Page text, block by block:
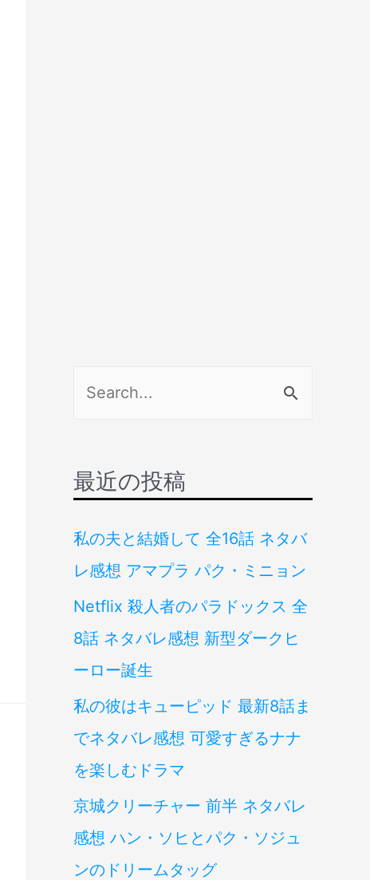
象
最近の投稿
私の夫と結婚して 全16話 ネタバ
レ感想 アマプラ パク・ミニョン
Netflix 殺人者のパラドックス 全
8話 ネタバレ感想 新型ダークヒ
ーロー誕生
私の彼はキューピッド 最新8話ま
でネタバレ感想 可愛すぎるナナ
を楽しむドラマ
京城クリーチャー 前半 ネタバレ
感想 ハン・ソヒとパク・ソジュ
ンのドリームタッグ